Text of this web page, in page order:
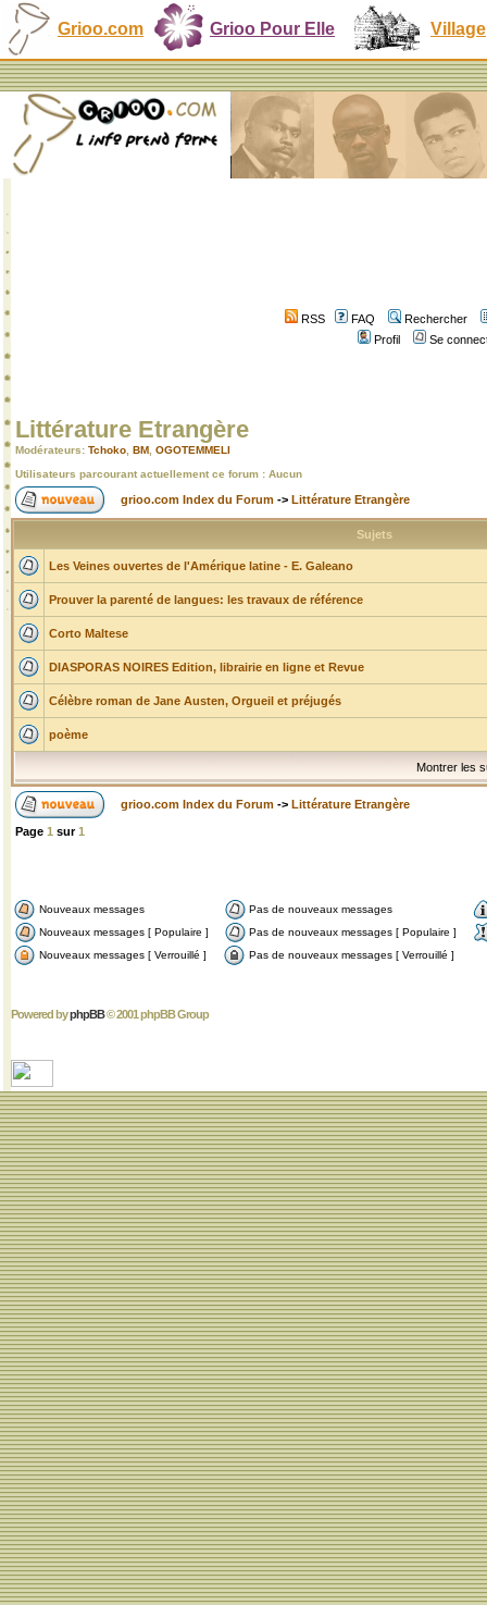
Grioo.com Grioo Pour Elle Village
RSS FAQ
Rechercher
Profil
Se
Littérature Etrangère
Modérateurs: Tchoko BM OGOTEMMELI
Utilisateurs parcourant actuellement ce forum : Aucun
grioo.com Index du Forum -> Littérature Etrangère
Sujets
Les Veines ouvertes de l'Amérique latine - E. Galeano
Prouver la parenté de langues: les travaux de référence
Corto Maltese
DIASPORAS NOIRES Edition, librairie en ligne et Revue
Célèbre roman de Jane Austen, Orgueil et préjugés
poème
Montrer les
grioo.com Index du Forum -> Littérature Etrangère
Page 1 sur1
Nouveaux messages
Pas de nouveaux messages
Nouveaux messages [ Populaire ]
Pas de nouveaux messages [ Populaire ]
Nouveaux messages [ Verrouillé ]
Pas de nouveaux messages [ Verrouillé ]
Powered byphpBB© 2001 phpBB Group